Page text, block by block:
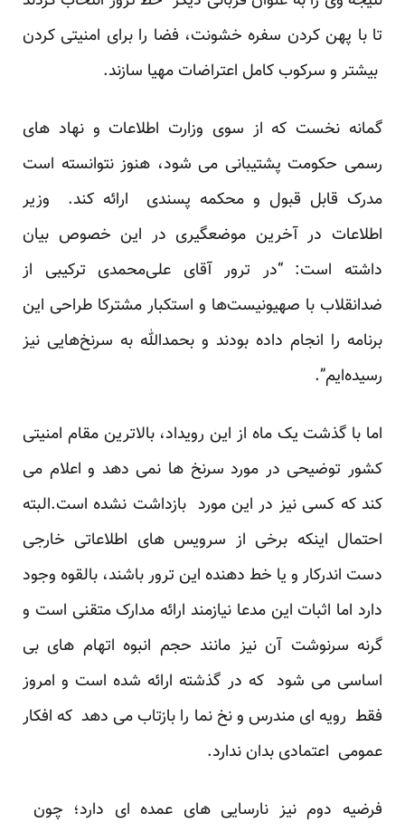
تا با پهن کردن سفره خشونت، فضا را برای امنیتی کردن
بیشتر و سرکوب کامل اعتراضات مهیا سازند.
گمانه نخست که از سوی وزارت اطلاعات و نهاد های
رسمی حکومت پشتیبانی می شود، هنوز نتوانسته است
مدرک قابل قبول و محکمه پسندی ارائه کند. وزیر
اطلاعات در آخرین موضعگیری در این خصوص بیان
داشته است: “در ترور آقای علی‌محمدی ترکیبی از
ضدانقلاب با صهیونیست‌ها و استکبار مشترکا طراحی این
برنامه را انجام داده بودند و بحمدالله به سرنخ‌هایی نیز
رسیده‌ایم”.
اما با گذشت یک ماه از این رویداد، بالاترین مقام امنیتی
کشور توضیحی در مورد سرنخ ها نمی دهد و اعلام می
کند که کسی نیز در این مورد بازداشت نشده است.البته
احتمال اینکه برخی از سرویس های اطلاعاتی خارجی
دست اندرکار و یا خط دهنده این ترور باشند، بالقوه وجود
دارد اما اثبات این مدعا نیازمند ارائه مدارک متقنی است و
گرنه سرنوشت آن نیز مانند حجم انبوه اتهام های بی
اساسی می شود که در گذشته ارائه شده است و امروز
فقط رویه ای مندرس و نخ نما را بازتاب می دهد که افکار
عمومی اعتمادی بدان ندارد.
فرضیه دوم نیز نارسایی های عمده ای دارد؛ چون